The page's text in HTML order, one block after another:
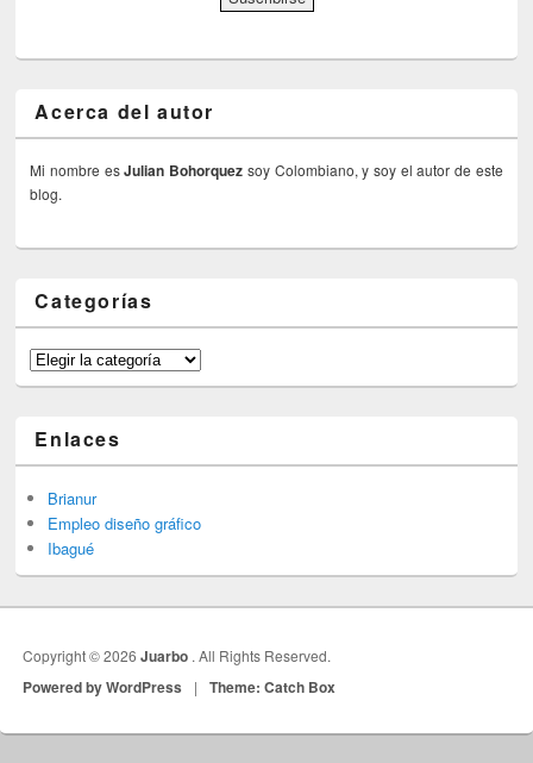
Acerca del autor
Mi nombre esJulian Bohorquez soy Colombiano, y soy el autor de este
blog.
Categorías
Categorías
Enlaces
Brianur
Empleo diseño gráfico
Ibagué
Copyright © 2026Juarbo . All Rights Reserved.
Powered by WordPress | Theme: Catch Box